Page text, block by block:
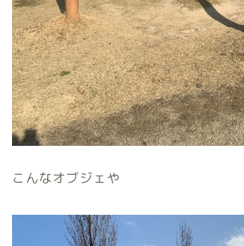
こんなオブジェや